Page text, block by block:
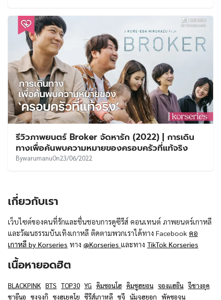
รีวิวภาพยนตร์ Broker จัดหารัก (2022) | การเดิน
ทางเพื่อค้นพบความหมายของครอบครัวที่แท้จริง
BywarumanuOn23/06/2022
เกี่ยวกับเรา
เว็บไซต์ของคนที่รักและชื่นชอบการดูซีรีส์ คอนเทนต์ ภาพยนตร์เกาหลี
และวัฒนธรรมบันเทิงเกาหลี ติดตามพวกเราได้ทาง Facebook คอ
เกาหลี by Korseries ทาง @Korseries และทาง TikTok Korseries
เนื้อหายอดฮิต
BLACKPINK BTS TOP30 YG คิมซอนโฮ คิมซูฮยอน จองแฮอิน จีชางอุค
ชาอึนอู ซงจุงกิ ซงฮเยคโย ซีรีส์เกาหลี ซูจี นัมจูฮยอก พัคซอจุน